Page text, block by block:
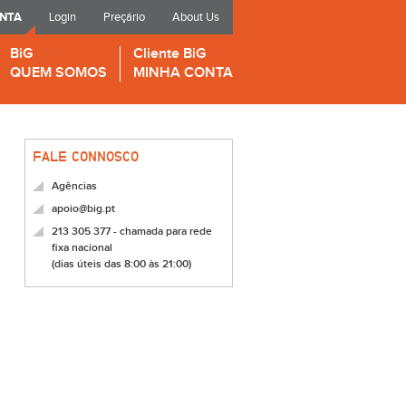
Login Preçário About Us
BiG
QUEM SOMOS
Cliente BiG
MINHA CONTA
FALE CONNOSCO
Agências
apoio@big.pt
213 305 377 - chamada para rede
fixa nacional
(dias úteis das 8:00 às 21:00)